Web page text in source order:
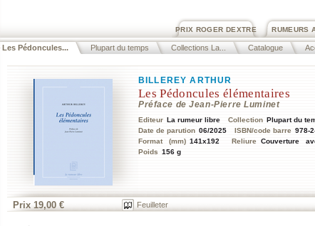
RUMEURS
PRIX ROGER DEXTRE
Les Pédoncules... Plupart du temps Collections La... Catalogue
BILLEREY ARTHUR
Les Pédoncules élémentaires
Préface de Jean-Pierre Luminet
Editeur La rumeur libre Collection Plupart du
Date de parution 06/2025 ISBN/code barre 978-
Format (mm) 141x192 Reliure Couverture
Poids 156 g
Prix 19,00 € Feuilleter